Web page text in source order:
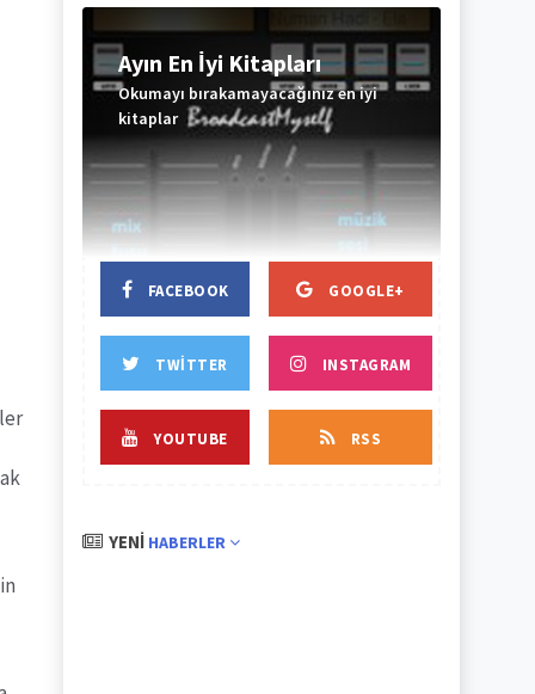
Ayın En İyi Kitapları
Okumayı bırakamayacağınız en iyi
kitaplar
BAŞLIK BAŞLIK
FACEBOOK
TWITTER
YOUTUBE
GOOGLE+
INSTAGRAM
RSS
YENI HABERLER